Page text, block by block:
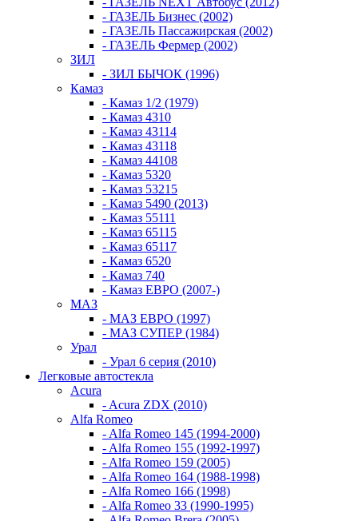
- ГАЗЕЛЬ Бизнес (2002)
- ГАЗЕЛЬ Пассажирская (2002)
- ГАЗЕЛЬ Фермер (2002)
ЗИЛ
- ЗИЛ БЫЧОК (1996)
Камаз
- Камаз 1/2 (1979)
- Камаз 4310
- Камаз 43114
- Камаз 43118
- Камаз 44108
- Камаз 5320
- Камаз 53215
- Камаз 5490 (2013)
- Камаз 55111
- Камаз 65115
- Камаз 65117
- Камаз 6520
- Камаз 740
- Камаз ЕВРО (2007-)
МАЗ
- МАЗ ЕВРО (1997)
- МАЗ СУПЕР (1984)
Урал
- Урал 6 серия (2010)
Легковые автостекла
Acura
- Acura ZDX (2010)
Alfa Romeo
- Alfa Romeo 145 (1994-2000)
- Alfa Romeo 155 (1992-1997)
- Alfa Romeo 159 (2005)
- Alfa Romeo 164 (1988-1998)
- Alfa Romeo 166 (1998)
- Alfa Romeo 33 (1990-1995)